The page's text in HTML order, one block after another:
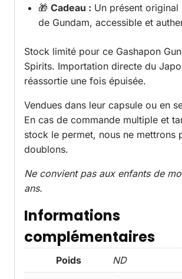
🎁 Cadeau : Un présent
de Gundam, accessible et
Stock limité pour ce Gashapon
Spirits. Importation directe du
réassortie une fois épuisée.
Vendues dans leur capsule ou en
En cas de commande multiple et
stock le permet, nous ne mettrons
doublons.
Ne convient pas aux enfants de
ans.
Informations
complémentaires
Poids ND